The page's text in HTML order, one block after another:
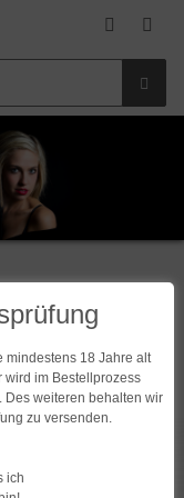
mindestens 18 Jahre alt
wird im Bestellprozess
Des weiteren behalten wir
zu versenden.
ich